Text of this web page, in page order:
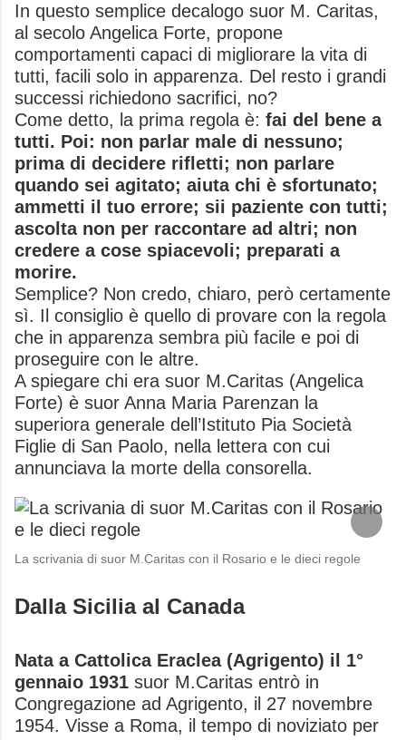
In questo semplice decalogo suor M. Caritas,
al secolo Angelica Forte, propone
comportamenti capaci di migliorare la vita di
tutti, facili solo in apparenza. Del resto i grandi
successi richiedono sacrifici, no?
Come detto, la prima regola è: fai del bene a
tutti. Poi: non parlar male di nessuno;
prima di decidere rifletti; non parlare
quando sei agitato; aiuta chi è sfortunato;
ammetti il tuo errore; sii paziente con tutti;
ascolta non per raccontare ad altri; non
credere a cose spiacevoli; preparati a
morire.
Semplice? Non credo, chiaro, però certamente
sì. Il consiglio è quello di provare con la regola
che in apparenza sembra più facile e poi di
proseguire con le altre.
A spiegare chi era suor M.Caritas (Angelica
Forte) è suor Anna Maria Parenzan la
superiora generale dell’Istituto Pia Società
Figlie di San Paolo, nella lettera con cui
annunciava la morte della consorella.
La scrivania di suor M.Caritas con il Rosario e le dieci regole
Dalla Sicilia al Canada
Nata a Cattolica Eraclea (Agrigento) il 1°
gennaio 1931 suor M.Caritas entrò in
Congregazione ad Agrigento, il 27 novembre
1954. Visse a Roma, il tempo di noviziato per